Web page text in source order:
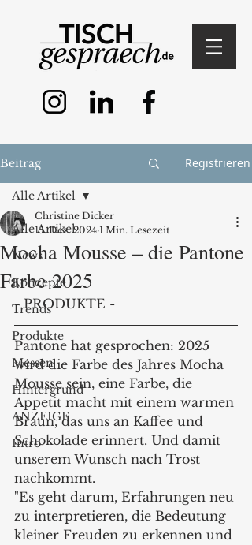
Beitrag Registrieren
Alle Artikel
News
Konzepte
Trends
Produkte
Messen
Hintergrund
ANZEIGE
Intro
Alle Artikel
Mocha Mousse – die Pantone
Farbe 2025
Christine Dicker
15. Dez. 2024 1 Min. Lesezeit
- PRODUKTE -
Pantone hat gesprochen: 2025
wird die Farbe des Jahres Mocha
Mousse sein, eine Farbe, die
Appetit macht mit einem warmen
Braun, das uns an Kaffee und
Schokolade erinnert. Und damit
unserem Wunsch nach Trost
nachkommt.
"Es geht darum, Erfahrungen neu
zu interpretieren, die Bedeutung
kleiner Freuden zu erkennen und